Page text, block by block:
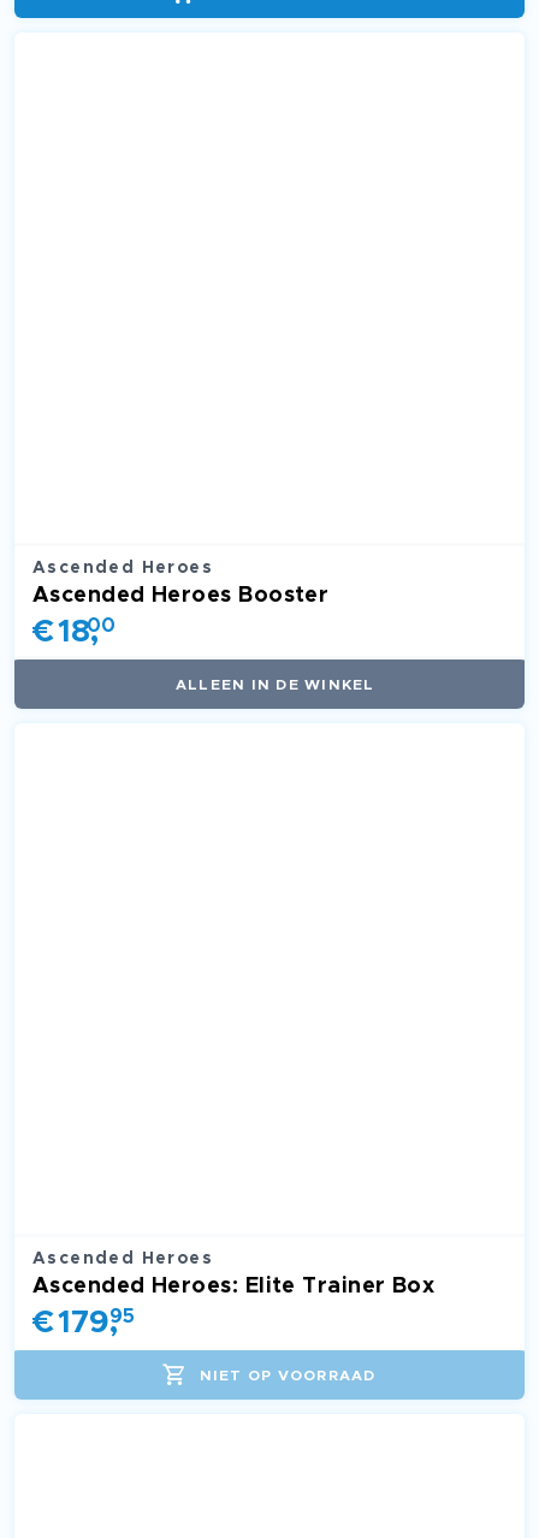
Ascended Heroes
Ascended Heroes Booster
€18,
00
ALLEEN IN DE WINKEL
Ascended Heroes
Ascended Heroes: Elite Trainer Box
€179,
95
NIET OP VOORRAAD